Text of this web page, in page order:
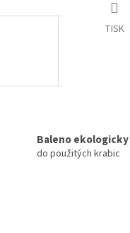
TISK
Baleno ekologicky
do použitých krabic